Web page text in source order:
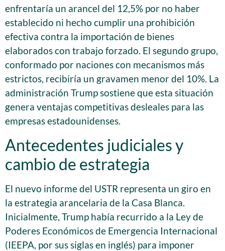
enfrentaría un arancel del 12,5% por no haber
establecido ni hecho cumplir una prohibición
efectiva contra la importación de bienes
elaborados con trabajo forzado. El segundo grupo,
conformado por naciones con mecanismos más
estrictos, recibiría un gravamen menor del 10%. La
administración Trump sostiene que esta situación
genera ventajas competitivas desleales para las
empresas estadounidenses.
Antecedentes judiciales y
cambio de estrategia
El nuevo informe del USTR representa un giro en
la estrategia arancelaria de la Casa Blanca.
Inicialmente, Trump había recurrido a la Ley de
Poderes Económicos de Emergencia Internacional
(IEEPA, por sus siglas en inglés) para imponer